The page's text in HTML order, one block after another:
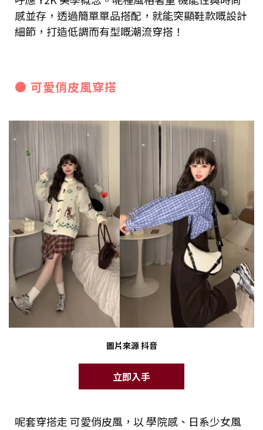
感並存，透過簡單單品搭配，就能突顯鞋款嘅設計
細節，打造低調而有型嘅潮流穿搭！
● 可愛俏皮風穿搭
圖片來源 抖音
立即入手
呢套穿搭走 可愛俏皮風，以 學院感、日系少女風